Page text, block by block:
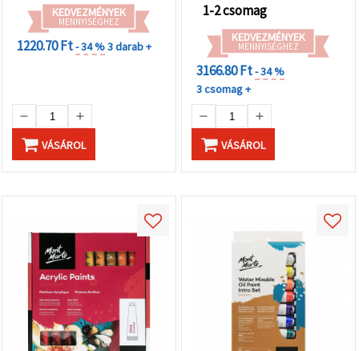
KEDVEZMÉNYEK
MENNYISÉGHEZ
1220.70 Ft- 34 %3 darab +
VÁSÁROL
1-2 csomag
KEDVEZMÉNYEK
MENNYISÉGHEZ
3166.80 Ft- 34 %
3 csomag +
VÁSÁROL